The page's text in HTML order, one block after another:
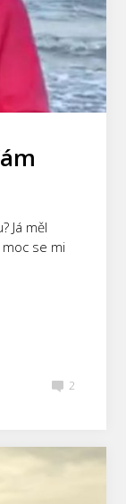
Já měl
se mi
2